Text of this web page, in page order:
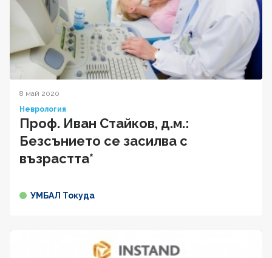
8 май 2020
Неврология
Проф. Иван Cтaйкoв, д.м.:
Безсънието се засилва с
възрастта*
УМБАЛ Токуда